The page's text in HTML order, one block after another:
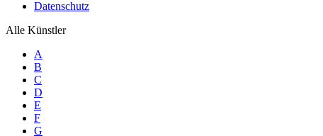
Datenschutz
Alle Künstler
A
B
C
D
E
F
G